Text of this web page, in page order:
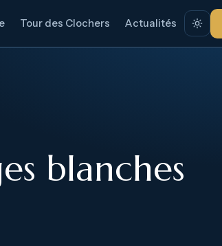
Tour des Clochers Actualités
blanches